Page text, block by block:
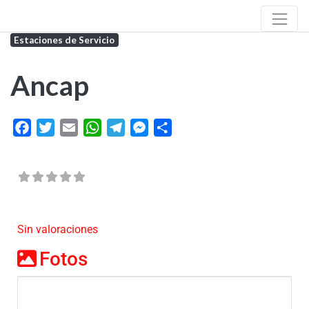
Estaciones de Servicio
Ancap
FacebookTwitterEmail WhatsAppTelegramMessenger
Sin valoraciones
Fotos